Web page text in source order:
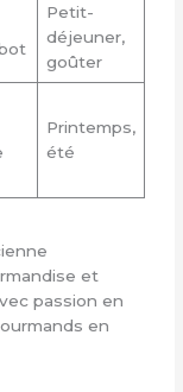
Petit-
déjeuner,
goûter
Printemps,
été
et
passion en
en